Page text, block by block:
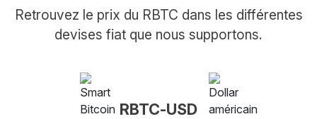
Retrouvez le prix du RBTC dans les différentes
devises fiat que nous supportons.
RBTC-USD